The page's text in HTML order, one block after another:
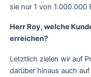
sie nur 1 von 1.000.000
Herr Roy, welche
erreichen?
Letztlich zielen wir auf
darüber hinaus auch